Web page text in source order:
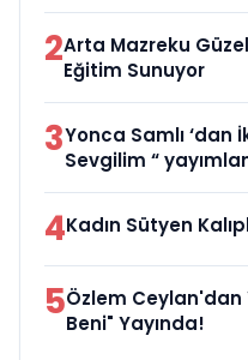
2Arta Mazreku
Eğitim Sunuyor
3Yonca Samlı ‘dan
Sevgilim “
4Kadın Sütyen
5Özlem Ceylan'dan
Beni" Yayında!